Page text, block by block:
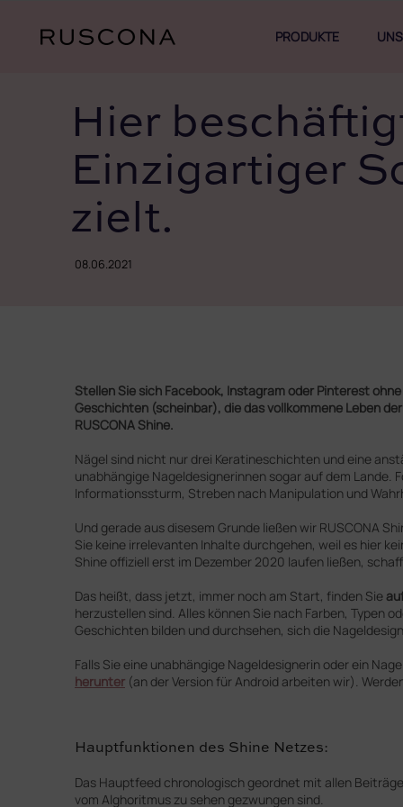
springen
PRODUKTE
Hier
Einzigartiger
zielt.
08.06.2021
Stellen Sie sich Facebook, Instagram oder Pinterest
Geschichten (scheinbar), die das vollkommene Leben
RUSCONA Shine.
Nägel sind nicht nur drei Keratineschichten und eine
unabhängige Nageldesignerinnen sogar auf dem
Informationssturm, Streben nach Manipulation und
Und gerade aus disesem Grunde ließen wir RUSCONA
Sie keine irrelevanten Inhalte durchgehen, weil es hier
Shine offiziell erst im Dezember 2020 laufen ließen,
Das heißt, dass jetzt, immer noch am Start, finden Sie
herzustellen sind. Alles können Sie nach Farben, Typen
Geschichten bilden und durchsehen, sich die
Falls Sie eine unabhängige Nageldesignerin oder ein
herunter (an der Version für Android arbeiten wir).
Hauptfunktionen des Shine Netzes:
Das Hauptfeed chronologisch geordnet mit allen
vom Alghoritmus zu sehen gezwungen sind.